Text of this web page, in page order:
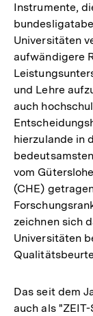
Instrumente,
Universitäten
aufwändigere
und Lehre
auch
hierzulande in
vom
(CHE)
zeichnen sich
Universitäten
Das seit dem
auch als